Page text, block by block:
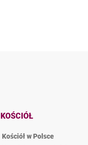
KOŚCIÓŁ
Kościół w Polsce